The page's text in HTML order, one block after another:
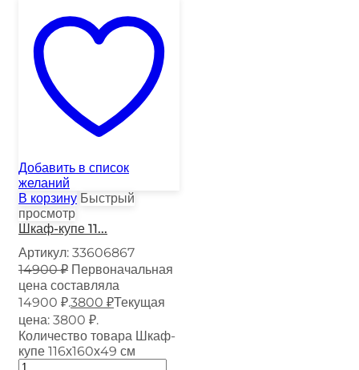
Добавить в список
желаний
В корзину Быстрый
просмотр
Шкаф-купе 11...
Артикул: 33606867
14900₽ Первоначальная
цена составляла
14900 ₽.3800 ₽Текущая
цена: 3800 ₽.
Количество товара Шкаф-
купе 116х160х49 см